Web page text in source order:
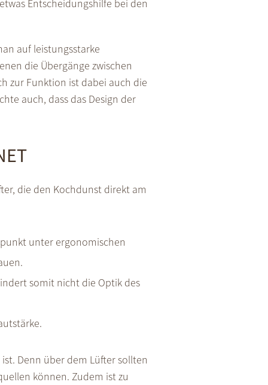
Entscheidungshilfe bei den
auf leistungsstarke
die Übergänge zwischen
zur Funktion ist dabei auch die
auch, dass das Design der
die den Kochdunst direkt am
unter ergonomischen
somit nicht die Optik des
Denn über dem Lüfter sollten
können. Zudem ist zu